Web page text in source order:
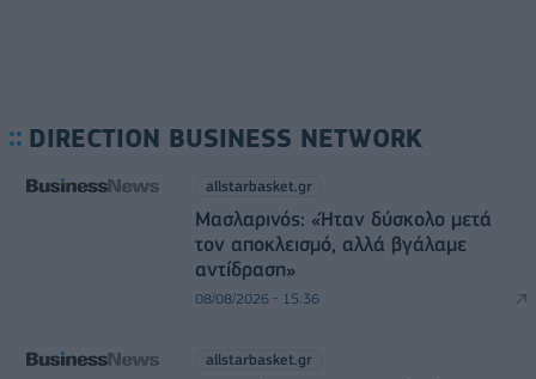
DIRECTION BUSINESS NETWORK
allstarbasket.gr
Μασλαρινός: «Ήταν δύσκολο μετά
τον αποκλεισμό, αλλά βγάλαμε
αντίδραση»
08/08/2026 - 15:36
allstarbasket.gr